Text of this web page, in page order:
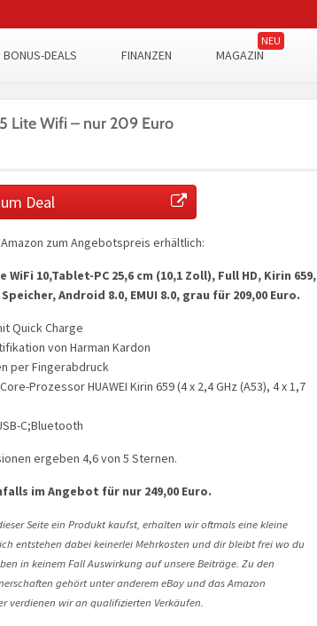
BONUS-DEALS FINANZEN MAGAZIN
Lite Wifi – nur 209 Euro
Deal
zum Angebotspreis erhältlich:
10,Tablet-PC 25,6 cm (10,1 Zoll), Full HD, Kirin 659,
Android 8.0, EMUI 8.0, grau für 209,00 Euro.
Quick Charge
von Harman Kardon
per Fingerabdruck
Prozessor HUAWEI Kirin 659 (4 x 2,4 GHz (A53), 4 x 1,7
C;Bluetooth
ergeben 4,6 von 5 Sternen.
im Angebot für nur 249,00 Euro.
Seite ein Produkt kaufst, erhalten wir oftmals eine kleine
entstehen dabei keinerlei Mehrkosten und dir bleibt frei wo du
in keinem Fall Auswirkung auf unsere Beiträge. Zu den
gehört unter anderem eBay und das Amazon
verdienen wir an qualifizierten Verkäufen.